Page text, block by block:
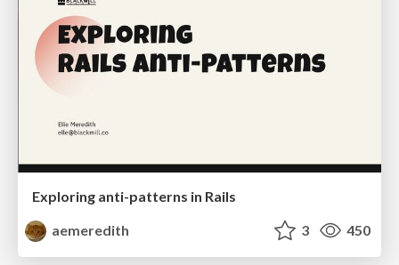
Exploring anti-patterns in Rails
aemeredith
3 450